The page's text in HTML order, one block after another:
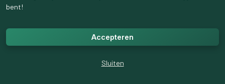
bent!
Accepteren
Sluiten